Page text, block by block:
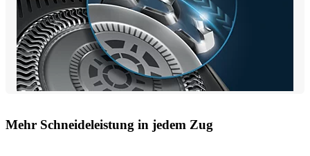
Mehr Schneideleistung in jedem Zug